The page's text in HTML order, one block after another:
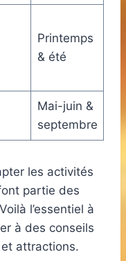
Printemps
& été
Mai-juin &
septembre
les activités
partie des
l’essentiel à
à des conseils
attractions.